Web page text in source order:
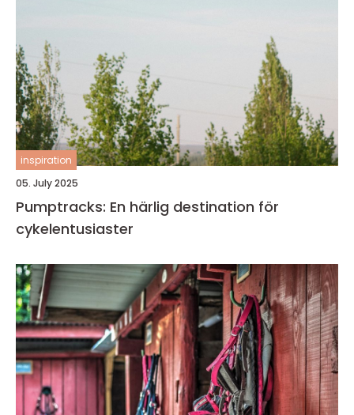
inspiration
05. July 2025
Pumptracks: En härlig destination för
cykelentusiaster